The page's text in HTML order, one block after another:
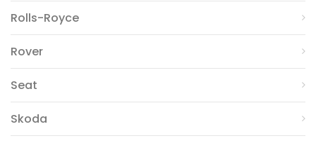
Rolls-Royce
Rover
Seat
Skoda